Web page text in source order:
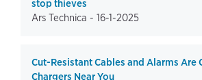
stop thieves
Ars Technica - 16-1-2025
Cut-Resistant Cables and Alarms Are
Chargers Near You